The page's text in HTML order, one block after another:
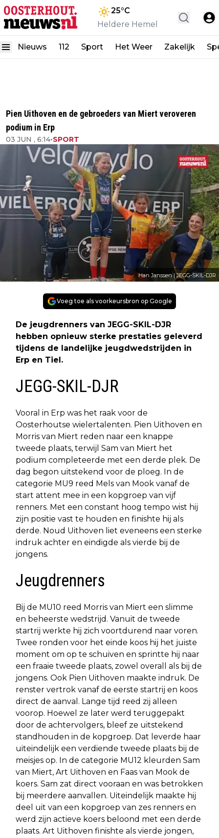
25°C
Heldere Hemel
Nieuws 112 Sport Het Weer Zakelijk
Pien Uithoven en de gebroeders van Miert veroveren
podium in Erp
03 JUN , 6:14•SPORT
Han Janssen | JEGG-SKIL-DJR
Voeg toe als voorkeursbron op Google
De jeugdrenners van JEGG-SKIL-DJR
hebben opnieuw sterke prestaties geleverd
tijdens de landelijke jeugdwedstrijden in
Erp en Tiel.
JEGG-SKIL-DJR
Vooral in Erp was het raak voor de
Oosterhoutse wielertalenten. Pien Uithoven en
Morris van Miert reden naar een knappe
tweede plaats, terwijl Sam van Miert het
podium completeerde met een derde plek. De
dag begon uitstekend voor de ploeg. In de
categorie MU9 reed Mels van Mook vanaf de
start attent mee in een kopgroep van vijf
renners. Met een constant hoog tempo wist hij
zijn positie vast te houden en finishte hij als
derde. Noud Uithoven liet eveneens een sterke
indruk achter en eindigde als vierde bij de
jongens.
Jeugdrenners
Bij de MU10 reed Morris van Miert een slimme
en beheerste wedstrijd. Vanuit de tweede
startrij werkte hij zich voortdurend naar voren.
Twee ronden voor het einde koos hij het juiste
moment om op te schuiven en sprintte hij naar
een fraaie tweede plaats, zowel overall als bij de
jongens. Ook Pien Uithoven maakte indruk. De
renster vertrok vanaf de eerste startrij en koos
direct de aanval. Lange tijd reed zij alleen
voorop. Hoewel ze later werd teruggepakt
door de achtervolgers, bleef ze uitstekend
standhouden in de kopgroep. Dat leverde haar
uiteindelijk een verdiende tweede plaats bij de
meisjes op. In de categorie MU12 kleurden Sam
van Miert, Art Uithoven en Faas van Mook de
koers. Sam zat direct vooraan en was betrokken
bij meerdere aanvallen. Uiteindelijk maakte hij
deel uit van een kopgroep van zes renners en
werd zijn actieve koers beloond met een derde
plaats. Art Uithoven finishte als vierde jongen,